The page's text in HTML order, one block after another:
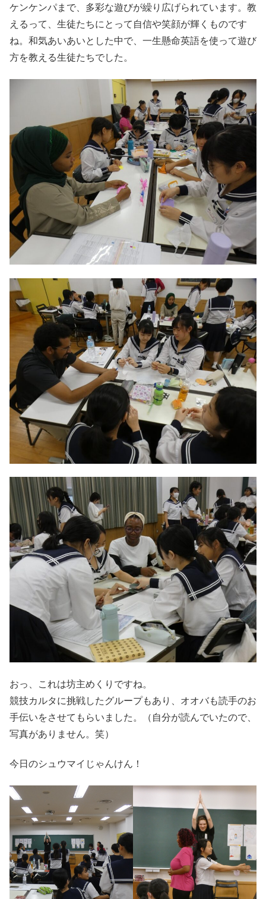
ケンケンパまで、多彩な遊びが繰り広げられています。教
えるって、生徒たちにとって自信や笑顔が輝くものです
ね。和気あいあいとした中で、一生懸命英語を使って遊び
方を教える生徒たちでした。
おっ、これは坊主めくりですね。
競技カルタに挑戦したグループもあり、オオバも読手のお
手伝いをさせてもらいました。（自分が読んでいたので、
写真がありません。笑）
今日のシュウマイじゃんけん！